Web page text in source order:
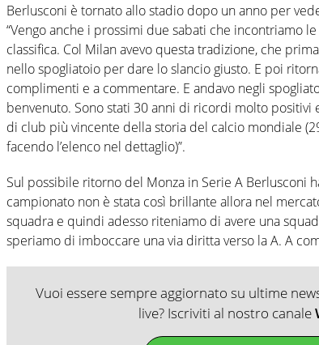
Berlusconi è tornato allo stadio dopo un anno per
“Vengo anche i prossimi due sabati che incontriamo
classifica. Col Milan avevo questa tradizione, che
nello spogliatoio per dare lo slancio giusto. E poi
complimenti e a commentare. E andavo negli
benvenuto. Sono stati 30 anni di ricordi molto positivi
di club più vincente della storia del calcio mondiale
facendo l’elenco nel dettaglio)”.
Sul possibile ritorno del Monza in Serie A Berlusconi
campionato non è stata così brillante allora nel
squadra e quindi adesso riteniamo di avere una
speriamo di imboccare una via diritta verso la A. A
Vuoi essere sempre aggiornato su ultime
live? Iscriviti al nostro canale